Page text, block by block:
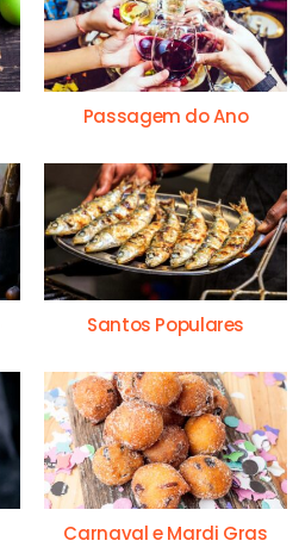
Passagem do Ano
Santos Populares
Carnaval e Mardi Gras